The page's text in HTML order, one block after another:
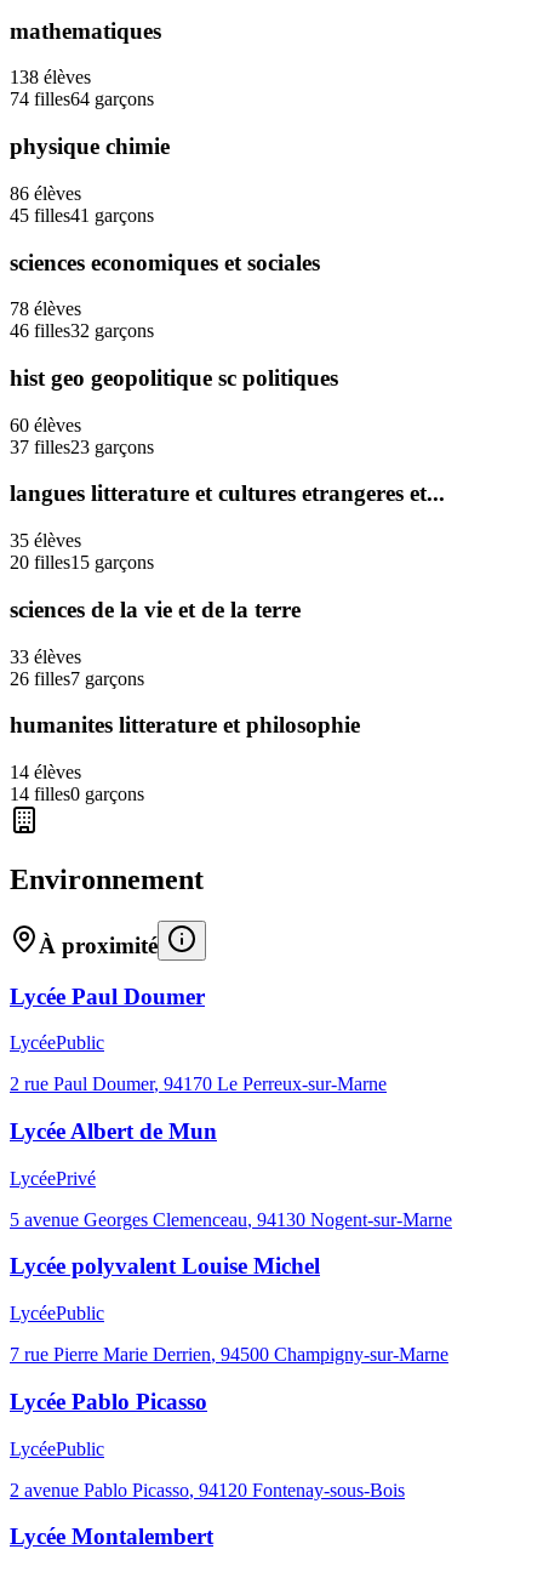
mathematiques
138 élèves
74 filles64 garçons
physique chimie
86 élèves
45 filles41 garçons
sciences economiques et sociales
78 élèves
46 filles32 garçons
hist geo geopolitique sc politiques
60 élèves
37 filles23 garçons
langues litterature et cultures etrangeres et...
35 élèves
20 filles15 garçons
sciences de la vie et de la terre
33 élèves
26 filles7 garçons
humanites litterature et philosophie
14 élèves
14 filles0 garçons
Environnement
À proximité
Lycée Paul Doumer
LycéePublic
2 rue Paul Doumer, 94170 Le Perreux-sur-Marne
Lycée Albert de Mun
LycéePrivé
5 avenue Georges Clemenceau, 94130 Nogent-sur-Marne
Lycée polyvalent Louise Michel
LycéePublic
7 rue Pierre Marie Derrien, 94500 Champigny-sur-Marne
Lycée Pablo Picasso
LycéePublic
2 avenue Pablo Picasso, 94120 Fontenay-sous-Bois
Lycée Montalembert